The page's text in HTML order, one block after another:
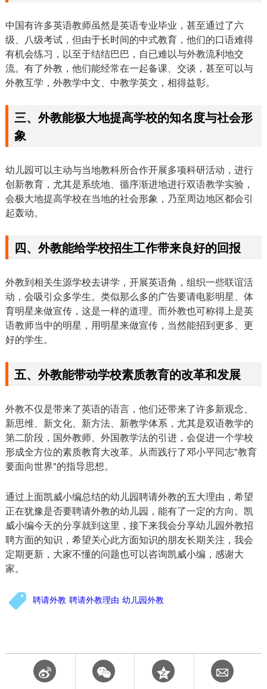
中国有许多英语教师虽然是英语专业毕业，甚至通过了六
级、八级考试，但由于长时间的中式教育，他们的口语难得
有机会练习，以至于结结巴巴，自已难以与外教流利地交
流。有了外教，他们能经常在一起备课、交谈，甚至可以与
外教互学，外教学中文、中教学英文，相得益彰。
三、外教能极大地提高学校的知名度与社会形
象
幼儿园可以主动与当地教科所合作开展多项科研活动，进行
创新教育，尤其是系统地、循序渐进地进行双语教学实验，
会极大地提高学校在当地的社会形象，乃至周边地区都会引
起轰动。
四、外教能给学校招生工作带来良好的回报
外教到相关生源学校去讲学，开展英语角，组织一些联谊活
动，会吸引众多学生。类似那么多的广告要请电影明星、体
育明星来做宣传，这是一样的道理。而外教也可称得上是英
语教师当中的明星，用明星来做宣传，当然能招到更多、更
好的学生。
五、外教能带动学校素质教育的改革和发展
外教不仅是带来了英语的语言，他们还带来了许多新观念、
新思维、新文化、新方法、新教学体系，尤其是双语教学的
第二阶段，国外教师、外国教学法的引进，会促进一个学校
形成全方位的素质教育大改革。从而践行了邓小平同志"教育
要面向世界"的指导思想。
通过上面凯威小编总结的幼儿园聘请外教的五大理由，希望
正在犹豫是否要聘请外教的幼儿园，能有了一定的方向。凯
威小编今天的分享就到这里，接下来我会分享幼儿园外教招
聘方面的知识，希望关心此方面知识的朋友长期关注，我会
定期更新，大家不懂的问题也可以咨询凯威小编，感谢大
家。
聘请外教 聘请外教理由 幼儿园外教